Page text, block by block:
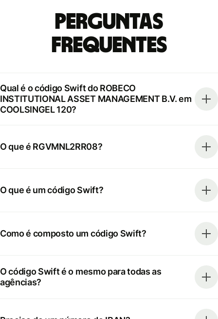
Perguntas
frequentes
Qual é o código Swift do ROBECO
INSTITUTIONAL ASSET MANAGEMENT B.V. em
COOLSINGEL 120?
O que é RGVMNL2RR08?
O que é um código Swift?
Como é composto um código Swift?
O código Swift é o mesmo para todas as
agências?